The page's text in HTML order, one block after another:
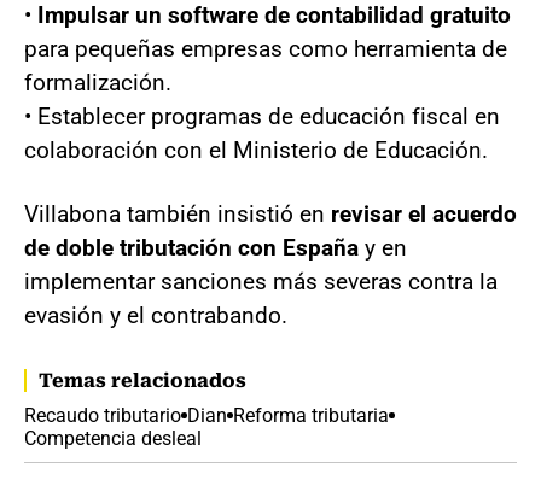
• Impulsar un software de contabilidad gratuito
para pequeñas empresas como herramienta de
formalización.
• Establecer programas de educación fiscal en
colaboración con el Ministerio de Educación.
Villabona también insistió en revisar el acuerdo
de doble tributación con España y en
implementar sanciones más severas contra la
evasión y el contrabando.
Temas relacionados
Recaudo tributario Dian Reforma tributaria
Competencia desleal